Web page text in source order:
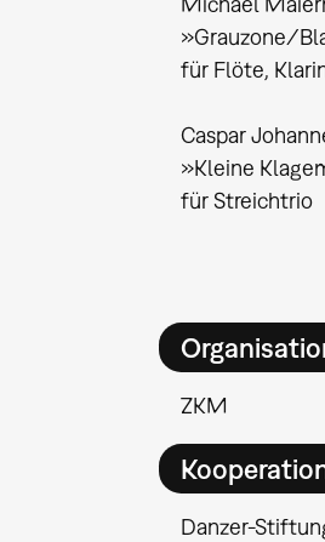
»Grauzone/
für Flöte,
Caspar
»Kleine
für Streichtrio
ZKM
Danzer-